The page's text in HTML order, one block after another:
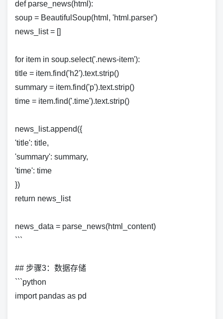
def parse_news(html):
soup = BeautifulSoup(html, 'html.parser')
news_list = []
for item in soup.select('.news-item'):
title = item.find('h2').text.strip()
summary = item.find('p').text.strip()
time = item.find('.time').text.strip()
news_list.append({
'title': title,
'summary': summary,
'time': time
})
return news_list
news_data = parse_news(html_content)
```
## 步骤3：数据存储
```python
import pandas as pd